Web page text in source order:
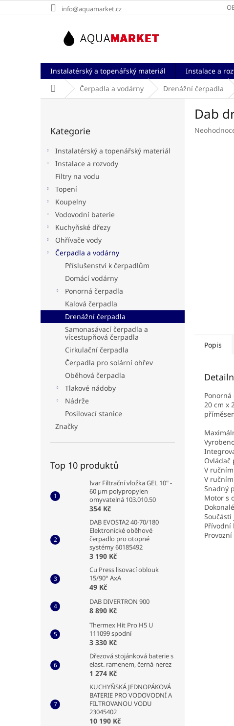
na
info@aquamarket.cz
Instalatérský a topenářský materiál Instalace a
Domů Čerpadla a vodárny Drenážní čerpadla
kategorie
Kategorie
Instalatérský a topenářský materiál
Instalace a rozvody
Filtry na vodu
Topení
Koupelny
Vodovodní baterie
Kuchyňské dřezy
Ohřívače vody
Čerpadla a vodárny
Příslušenství k čerpadlům
Domácí vodárny
Ponorná čerpadla
Kalová čerpadla
Drenážní čerpadla
Samonasávací čerpadla a
vícestupňová čerpadla
Cirkulační čerpadla
Čerpadla pro solární ohřev
Oběhová čerpadla
Tlakové nádoby
Nádrže
Posilovací stanice
Značky
Top 10 produktů
Ivar Filtrační vložka GEL 10" -
60 µm polypropylen
omyvatelná 103.010.50
354 Kč
DAB EVOSTA2 40-70/180
Elektronické oběhové
čerpadlo pro otopné
systémy 60185492
3 190 Kč
Cu Press lisovací oblouk
15/90° AxA
49 Kč
DAB DIVERTRON 900
8 890 Kč
Thermex Hit Pro H5 U
111099 spodní
3 330 Kč
Dřezová stojánková baterie s
elast. ramenem, černá-nerez
1 274 Kč
KUCHYŇSKÁ JEDNOPÁKOVÁ
BATERIE PRO VODOVODNÍ A
FILTROVANOU VODU
23045402
10 190 Kč
Dab
Průměrné
Popis
20 cm x
Ovládač
V
V
Snadný
Motor s
Přívodní